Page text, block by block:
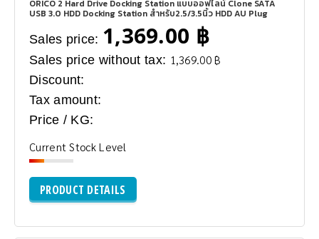
ORICO 2 Hard Drive Docking Station แบบออฟไลน์ Clone SATA
USB 3.0 HDD Docking Station สำหรับ2.5/3.5นิ้ว HDD AU Plug
Sales price: 1,369.00 ฿
Sales price without tax: 1,369.00 ฿
Discount:
Tax amount:
Price / KG:
Current Stock Level
PRODUCT DETAILS